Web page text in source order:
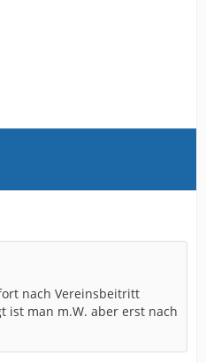
nach Vereinsbeitritt
ist man m.W. aber erst nach